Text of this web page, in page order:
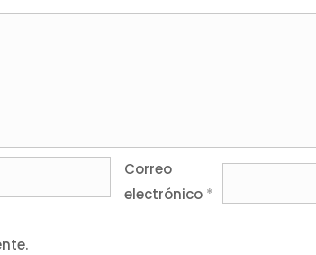
Correo
electrónico *